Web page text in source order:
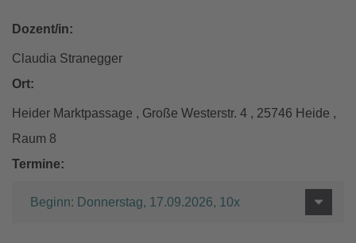
Dozent/in:
Claudia Stranegger
Ort:
Heider Marktpassage , Große Westerstr. 4 , 25746 Heide ,
Raum 8
Termine:
Beginn: Donnerstag, 17.09.2026, 10x